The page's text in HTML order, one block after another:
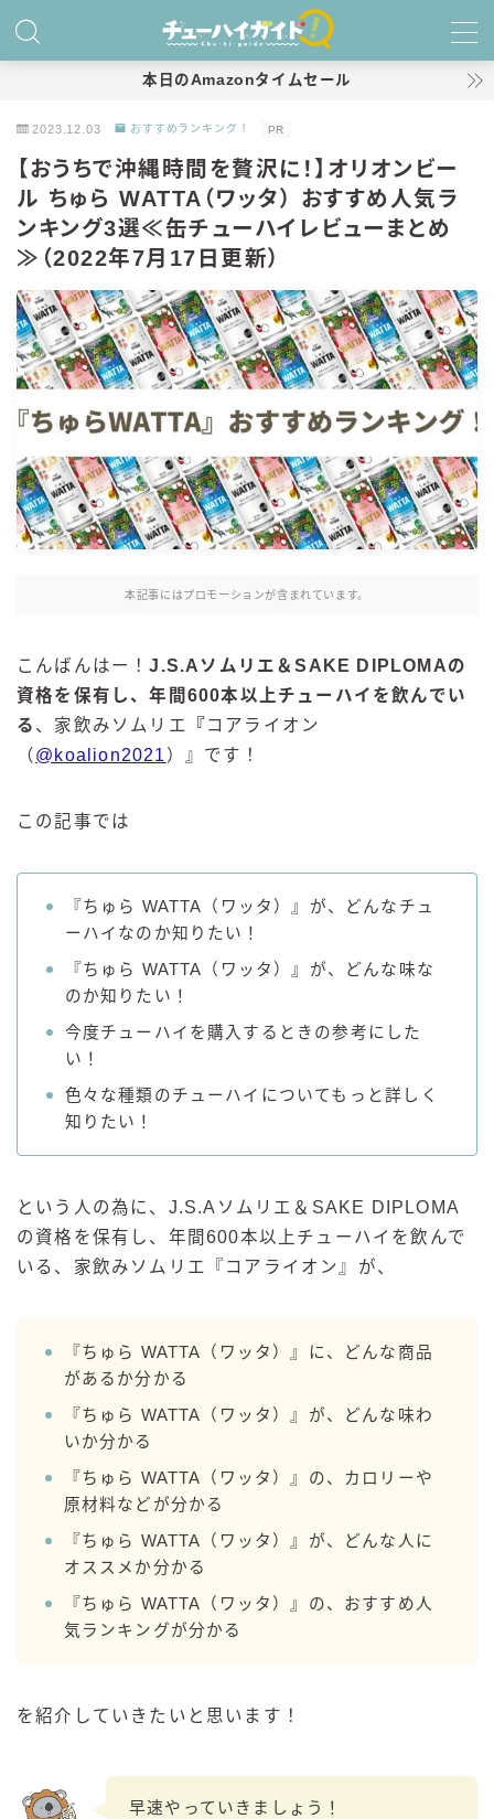
特集！
おすすめランキング！
商品レビュー
キリン
氷結
氷結 無糖
氷結 ストロング
麒麟特製サワー
麒麟 発酵サワー
麹レモンサワー
サントリー
ー196℃ ストロングゼロ
ー196℃ 瞬間凍結
ー196℃ ザ・まるごと
こだわり酒場
角ハイボール
ジムビームハイボール
鏡月焼酎ハイ
アサヒ
贅沢搾り
樽ハイ倶楽部
ザ・カクテルクラフト
Slat(すらっと）
FRUITZER (フルーツァー）
濃いめのレモンサワー
三ツ星グレフルサワー
99.99（フォーナイン）
レモン・ザ・リッチ
男梅サワー
キレートレモンサワー
愛のスコールホワイトサワー
宝焼酎のお茶割りシリーズ
本日のAmazonタイムセール
2023.12.03 おすすめランキング！ PR
【おうちで沖縄時間を贅沢に！】オリオンビー
ル ちゅら WATTA（ワッタ） おすすめ人気ラ
ンキング3選≪缶チューハイレビューまとめ
≫（2022年7月17日更新）
本記事にはプロモーションが含まれています。
こんばんはー！J.S.Aソムリエ＆SAKE DIPLOMAの
資格を保有し、年間600本以上チューハイを飲んでい
る 、家飲みソムリエ 『 コアライオン
（ @koalion2021 ）』です！
この記事では
『ちゅら WATTA（ワッタ）』が、どんなチュ
ーハイなのか知りたい！
『ちゅら WATTA（ワッタ）』が、どんな味な
のか知りたい！
今度チューハイを購入するときの参考にした
い！
色々な種類のチューハイについてもっと詳しく
知りたい！
という人の為に、J.S.Aソムリエ＆SAKE DIPLOMA
の資格を保有し、年間600本以上チューハイを飲んで
いる、家飲みソムリエ『コアライオン』が、
『ちゅら WATTA（ワッタ）』に、どんな商品
があるか分かる
『ちゅら WATTA（ワッタ）』が、どんな味わ
いか分かる
『ちゅら WATTA（ワッタ）』の、カロリーや
原材料などが分かる
『ちゅら WATTA（ワッタ）』が、どんな人に
オススメか分かる
『ちゅら WATTA（ワッタ）』の、おすすめ人
気ランキングが分かる
を紹介していきたいと思います！
早速やっていきましょう！